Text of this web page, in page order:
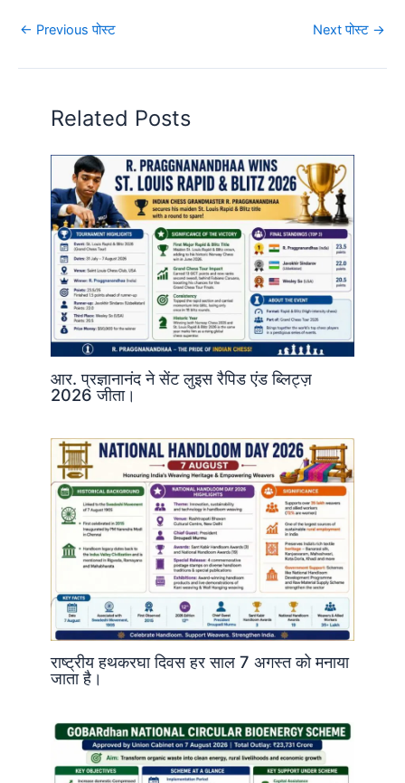
← Previous पोस्ट Next पोस्ट →
Related Posts
आर. प्रज्ञानानंद ने सेंट लुइस रैपिड एंड ब्लिट्ज़
2026 जीता।
राष्ट्रीय हथकरघा दिवस हर साल 7 अगस्त को मनाया
जाता है।